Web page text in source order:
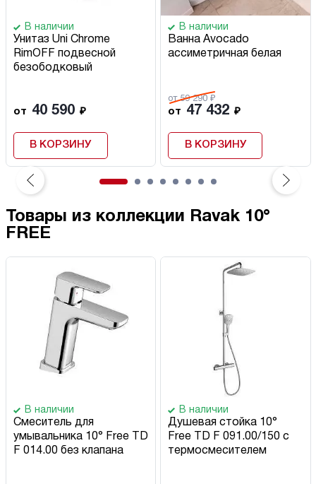
В наличии
Унитаз Uni Chrome
RimOFF подвесной
безободковый
от 40 590 ₽
В КОРЗИНУ
В наличии
Ванна Avocado
ассиметричная белая
от 59 290 ₽
от 47 432 ₽
В КОРЗИНУ
Товары из коллекции Ravak 10°
FREE
В наличии
Смеситель для
умывальника 10° Free TD
F 014.00 без клапана
В наличии
Душевая стойка 10°
Free TD F 091.00/150 с
термосмесителем